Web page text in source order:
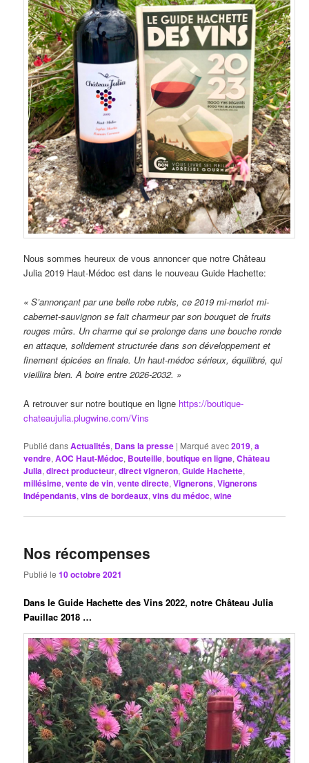
Nous sommes heureux de vous annoncer que notre Château
Julia 2019 Haut-Médoc est dans le nouveau Guide Hachette:
« S’annonçant par une belle robe rubis, ce 2019 mi-merlot mi-
cabernet-sauvignon se fait charmeur par son bouquet de fruits
rouges mûrs. Un charme qui se prolonge dans une bouche ronde
en attaque, solidement structurée dans son développement et
finement épicées en finale. Un haut-médoc sérieux, équilibré, qui
vieillira bien. A boire entre 2026-2032. »
A retrouver sur notre boutique en ligne https://boutique-
chateaujulia.plugwine.com/Vins
Publié dansActualités, Dans la presse | Marqué avec2019,a
vendre,AOC Haut-Médoc, Bouteille,boutique en ligne,Château
Julia,direct producteur,direct vigneron,Guide Hachette,
millésime,vente de vin,vente directe,Vignerons,Vignerons
Indépendants,vins de bordeaux,vins du médoc,wine
Nos récompenses
Publié le10 octobre 2021
Dans le Guide Hachette des Vins 2022, notre Château Julia
Pauillac 2018 …